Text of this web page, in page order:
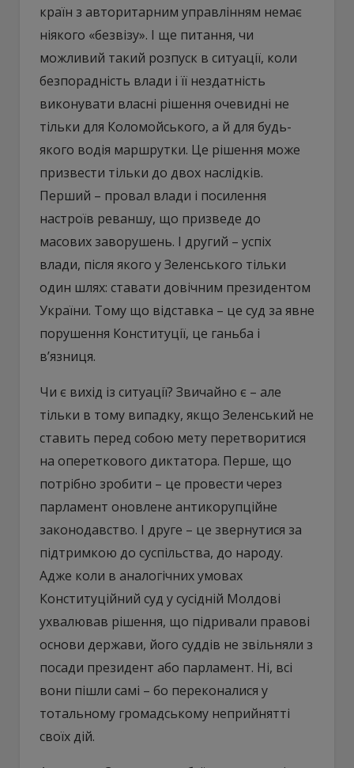
країн з авторитарним управлінням немає
ніякого «безвізу». І ще питання, чи
можливий такий розпуск в ситуації, коли
безпорадність влади і її нездатність
виконувати власні рішення очевидні не
тільки для Коломойського, а й для будь-
якого водія маршрутки. Це рішення може
призвести тільки до двох наслідків.
Перший – провал влади і посилення
настроїв реваншу, що призведе до
масових заворушень. І другий – успіх
влади, після якого у Зеленського тільки
один шлях: ставати довічним президентом
України. Тому що відставка – це суд за явне
порушення Конституції, це ганьба і
в’язниця.
Чи є вихід із ситуації? Звичайно є – але
тільки в тому випадку, якщо Зеленський не
ставить перед собою мету перетворитися
на опереткового диктатора. Перше, що
потрібно зробити – це провести через
парламент оновлене антикорупційне
законодавство. І друге – це звернутися за
підтримкою до суспільства, до народу.
Адже коли в аналогічних умовах
Конституційний суд у сусідній Молдові
ухвалював рішення, що підривали правові
основи держави, його суддів не звільняли з
посади президент або парламент. Ні, всі
вони пішли самі – бо переконалися у
тотальному громадському неприйнятті
своїх дій.